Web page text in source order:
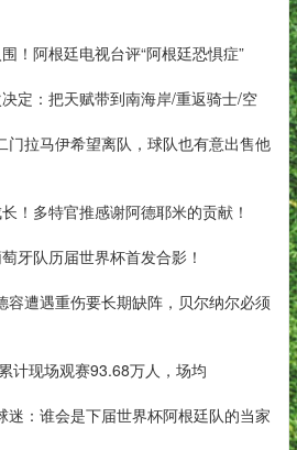
！阿根廷电视台评“阿根廷恐惧症”
定：把天赋带到南海岸/重返骑士/空
门拉马伊希望离队，球队也有意出售他
！多特官推感谢阿德耶米的贡献！
牙队历届世界杯首发合影！
容遭遇重伤要长期缺阵，贝尔纳尔必须
计现场观赛93.68万人，场均
迷：谁会是下届世界杯阿根廷队的当家